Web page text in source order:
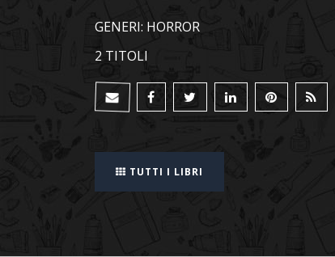
GENERI: HORROR
2 TITOLI
TUTTI I LIBRI